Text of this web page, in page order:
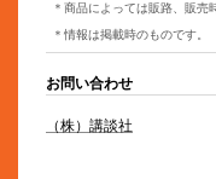
＊商品によっては販路、販売
＊情報は掲載時のものです。
お問い合わせ
（株）講談社